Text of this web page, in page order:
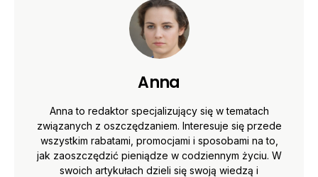
Anna
Anna to redaktor specjalizujący się w tematach
związanych z oszczędzaniem. Interesuje się przede
wszystkim rabatami, promocjami i sposobami na to,
jak zaoszczędzić pieniądze w codziennym życiu. W
swoich artykułach dzieli się swoją wiedzą i